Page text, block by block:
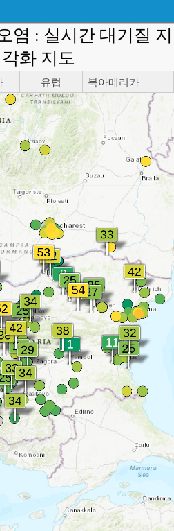
염 : 실시간 대기질 지
화 지도
유럽 북아메리카